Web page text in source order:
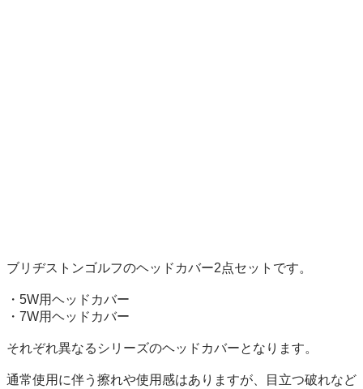
ブリヂストンゴルフのヘッドカバー2点セットです。
・5W用ヘッドカバー
・7W用ヘッドカバー
それぞれ異なるシリーズのヘッドカバーとなります。
通常使用に伴う擦れや使用感はありますが、目立つ破れなど